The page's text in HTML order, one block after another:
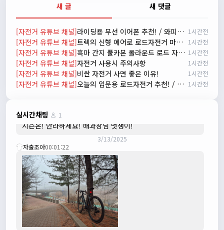
새 글 새 댓글
[자전거 유튜브 채널] 라이딩용 무선 이어폰 추천! / 와피크 RS3 리뷰 1시간전
[자전거 유튜브 채널] 트렉의 신형 에어로 로드자전거 마돈 SLR 9 실물 리뷰 1시간전
[자전거 유튜브 채널] 흑마 간지 풀카본 올라운드 로드 자전거 가성비 2021 메리다 스컬트라 4000/105구동계 유압식 디스크 브레이크 1시간전
[자전거 유튜브 채널]자전거 사용시 주의사항 1시간전
[자전거 유튜브 채널]비싼 자전거 사면 좋은 이유! 1시간전
[자전거 유튜브 채널] 오늘의 입문용 로드자전거 추천! / 자바 라피다 1시간전
실시간채팅 1
시즌이 곧 다가오네요 ^^ 모두 안전한 라이딩 하시기 바랍니
다
2/22/2025
자출조아18:44:23
넵!! 잔차나라도 시즌온과 함께 바쁜 하루하루 보내세요~~
3/1/2025
자출조아08:54:33
수도권은 3.1절 연휴 비소식...ㅠ ㅠ
JIWOON23:26:13
시즌온! 안라하세요! 배과장님 멋쟁이!
3/13/2025
자출조아00:01:22